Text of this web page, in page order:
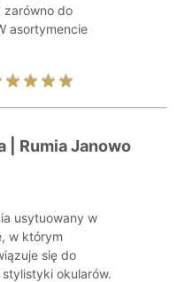
zarówno do
asortymencie
| Rumia Janowo
usytuowany w
w którym
się do
okularów.